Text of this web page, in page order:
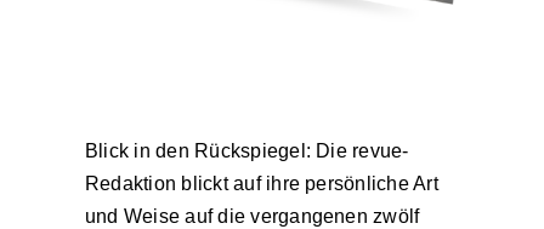
Blick in den Rückspiegel: Die revue-
Redaktion blickt auf ihre persönliche Art
und Weise auf die vergangenen zwölf